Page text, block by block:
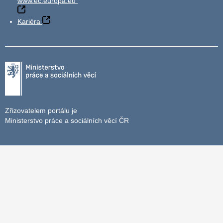
Kariéra
Zřizovatelem portálu je
Ministerstvo práce a sociálních věcí ČR